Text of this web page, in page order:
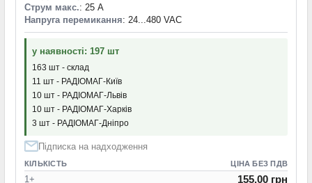
Струм макс.: 25 А
Напруга перемикання: 24...480 VAC
у наявності: 197 шт
163 шт - склад
11 шт - РАДІОМАГ-Київ
10 шт - РАДІОМАГ-Львів
10 шт - РАДІОМАГ-Харків
3 шт - РАДІОМАГ-Дніпро
Підписка на надходження
КІЛЬКІСТЬ ЦІНА БЕЗ ПДВ
1+ 155.00 грн